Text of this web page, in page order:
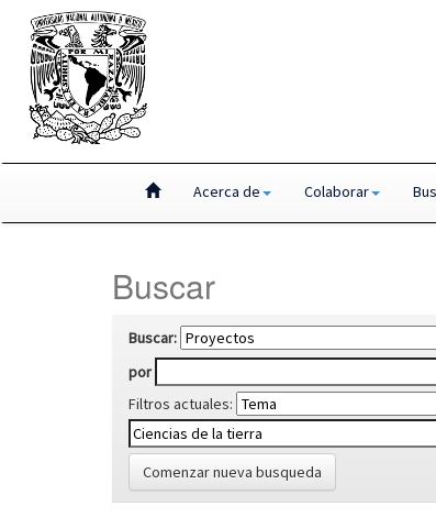
Acerca de Colaborar
Buscar
Buscar:
por
Filtros actuales:
Comenzar nueva busqueda